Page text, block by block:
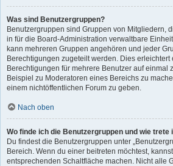
Was sind Benutzergruppen?
Benutzergruppen sind Gruppen von Mitgliedern,
in für die Board-Administration verwaltbare
kann mehreren Gruppen angehören und jeder
Berechtigungen zugeteilt werden. Dies erleichtert
Berechtigungen für mehrere Benutzer auf einmal
Beispiel zu Moderatoren eines Bereichs zu
einem nichtöffentlichen Forum zu geben.
Nach oben
Wo finde ich die Benutzergruppen und wie trete
Du findest die Benutzergruppen unter
Bereich. Wenn du einer beitreten möchtest,
entsprechenden Schaltfläche machen. Nicht alle